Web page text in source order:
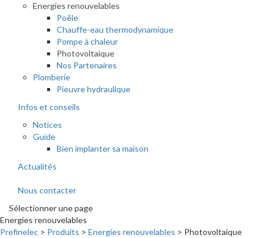
Energies renouvelables
Poêle
Chauffe-eau thermodynamique
Pompe à chaleur
Photovoltaique
Nos Partenaires
Plomberie
Pieuvre hydraulique
Infos et conseils
Notices
Guide
Bien implanter sa maison
Actualités
Nous contacter
Sélectionner une page
Energies renouvelables
Prefinelec > Produits > Energies renouvelables > Photovoltaique